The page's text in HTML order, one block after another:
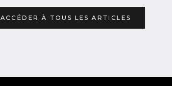
ACCÉDER À TOUS LES ARTICLES